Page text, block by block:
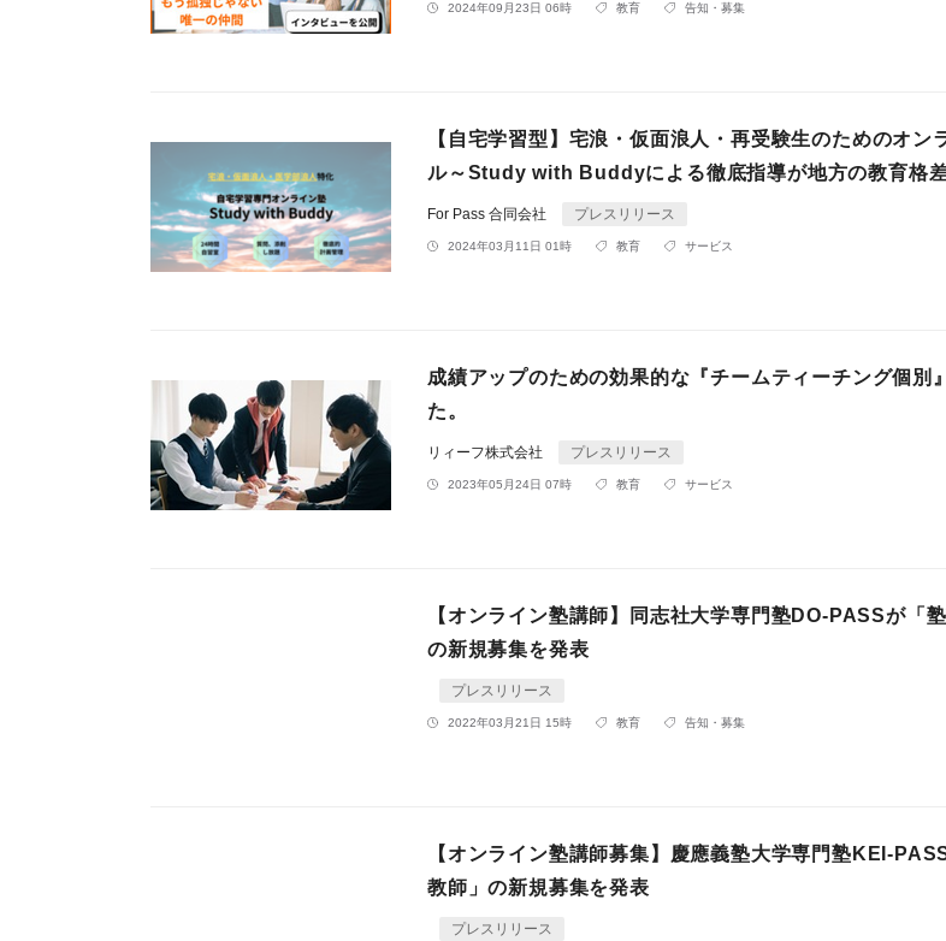
2024年09月23日 06時 教育 告知・募集
【自宅学習型】宅浪・仮面浪人・再受験生のためのオン
ル～Study with Buddyによる徹底指導が地方の教育格
For Pass 合同会社 プレスリリース
2024年03月11日 01時 教育 サービス
成績アップのための効果的な『チームティーチング個別
た。
リィーフ株式会社 プレスリリース
2023年05月24日 07時 教育 サービス
【オンライン塾講師】同志社大学専門塾DO-PASSが「
の新規募集を発表
プレスリリース
2022年03月21日 15時 教育 告知・募集
【オンライン塾講師募集】慶應義塾大学専門塾KEI-
教師」の新規募集を発表
プレスリリース